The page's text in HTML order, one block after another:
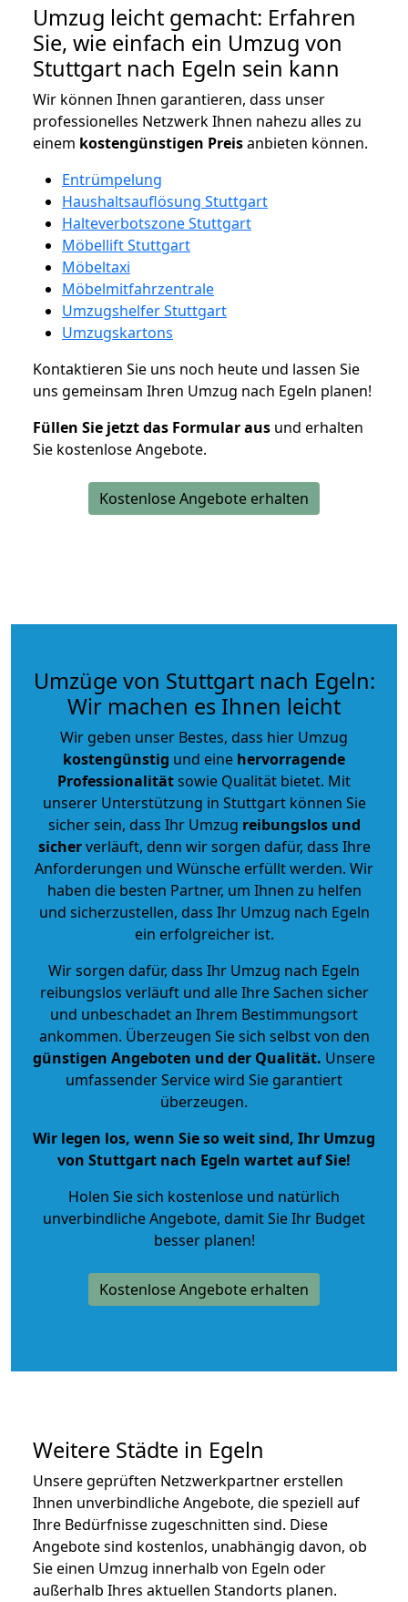
Umzug leicht gemacht: Erfahren
Sie, wie einfach ein Umzug von
Stuttgart nach Egeln sein kann
Wir können Ihnen garantieren, dass unser
professionelles Netzwerk Ihnen nahezu alles zu
einem kostengünstigen Preisanbieten können.
Entrümpelung
Haushaltsauflösung Stuttgart
Halteverbotszone Stuttgart
Möbellift Stuttgart
Möbeltaxi
Möbelmitfahrzentrale
Umzugshelfer Stuttgart
Umzugskartons
Kontaktieren Sie uns noch heute und lassen Sie
uns gemeinsam Ihren Umzug nach Egeln planen!
Füllen Sie jetzt das Formular aus und erhalten
Sie kostenlose Angebote.
Kostenlose Angebote erhalten
Umzüge von Stuttgart nach Egeln:
Wir machen es Ihnen leicht
Wir geben unser Bestes, dass hier Umzug
kostengünstig und eine hervorragende
Professionalitätsowie Qualität bietet. Mit
unserer Unterstützung in Stuttgart können Sie
sicher sein, dass Ihr Umzug reibungslos und
sicherverläuft, denn wir sorgen dafür, dass Ihre
Anforderungen und Wünsche erfüllt werden. Wir
haben die besten Partner, um Ihnen zu helfen
und sicherzustellen, dass Ihr Umzug nach Egeln
ein erfolgreicher ist.
Wir sorgen dafür, dass Ihr Umzug nach Egeln
reibungslos verläuft und alle Ihre Sachen sicher
und unbeschadet an Ihrem Bestimmungsort
ankommen. Überzeugen Sie sich selbst von den
günstigen Angeboten und der Qualität. Unsere
umfassender Service wird Sie garantiert
überzeugen.
Wir legen los, wenn Sie so weit sind, Ihr Umzug
von Stuttgart nach Egeln wartet auf Sie!
Holen Sie sich kostenlose und natürlich
unverbindliche Angebote, damit Sie Ihr Budget
besser planen!
Kostenlose Angebote erhalten
Weitere Städte in Egeln
Unsere geprüften Netzwerkpartner erstellen
Ihnen unverbindliche Angebote, die speziell auf
Ihre Bedürfnisse zugeschnitten sind. Diese
Angebote sind kostenlos, unabhängig davon, ob
Sie einen Umzug innerhalb von Egeln oder
außerhalb Ihres aktuellen Standorts planen.